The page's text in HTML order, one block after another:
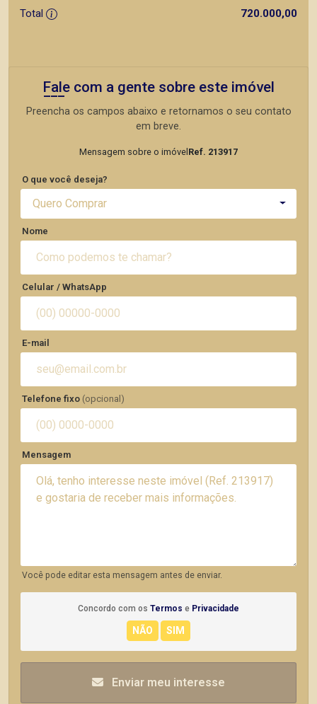
Total 720.000,00
Fale com a gente sobre este imóvel
Preencha os campos abaixo e retornamos o seu contato
em breve.
Mensagem sobre o imóvelRef. 213917
O que você deseja?
Quero Comprar
Nome
Celular / WhatsApp
E-mail
Telefone fixo (opcional)
Mensagem
Você pode editar esta mensagem antes de enviar.
Concordo com os Termos e Privacidade
Enviar meu interesse